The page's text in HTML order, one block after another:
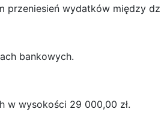
przeniesień wydatków między
bankowych.
w wysokości 29 000,00 zł.